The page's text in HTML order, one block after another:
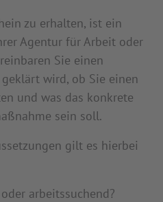
zu erhalten, ist ein
Agentur für Arbeit oder
Sie einen
wird, ob Sie einen
und was das konkrete
sein soll.
gilt es hierbei
arbeitssuchend?